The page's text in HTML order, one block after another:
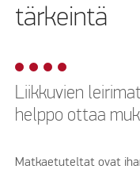
tärkeintä
Liikkuvien
helppo ottaa
Matkaetuteltat ovat